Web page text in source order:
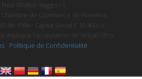
Globus Viaggi s.r.l.
Chambre de Commerce de Florence,
de 1996 - Capital Social € 10.400 i.v.
implique l'acceptation de Virtual Uffizi
Politique de Confidentialité